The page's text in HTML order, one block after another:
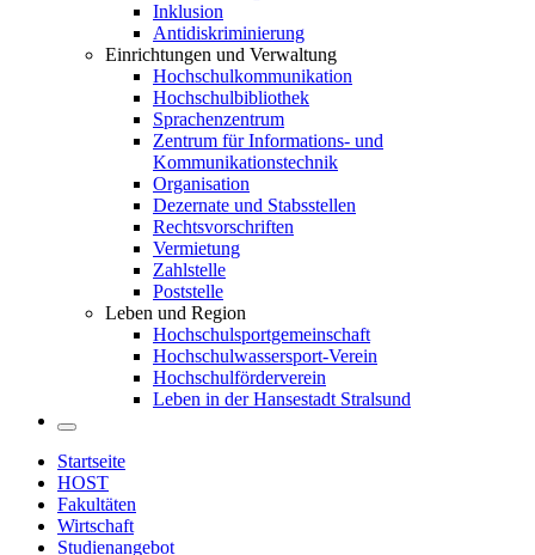
Inklusion
Antidiskriminierung
Einrichtungen und Verwaltung
Hochschulkommunikation
Hochschulbibliothek
Sprachenzentrum
Zentrum für Informations- und
Kommunikationstechnik
Organisation
Dezernate und Stabsstellen
Rechtsvorschriften
Vermietung
Zahlstelle
Poststelle
Leben und Region
Hochschulsportgemeinschaft
Hochschulwassersport-Verein
Hochschulförderverein
Leben in der Hansestadt Stralsund
Startseite
HOST
Fakultäten
Wirtschaft
Studienangebot